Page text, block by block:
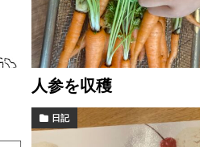
人参を収穫
日記